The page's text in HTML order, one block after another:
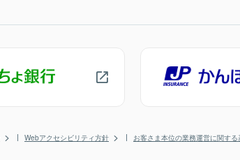
Webアクセシビリティ方針 お客さま本位の業務運営に関す